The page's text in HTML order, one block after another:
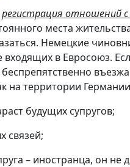
регистрация отношений
места
Немецкие
входящих в Евросоюз.
на территории
будущих супругов;
связей;
– иностранца, он